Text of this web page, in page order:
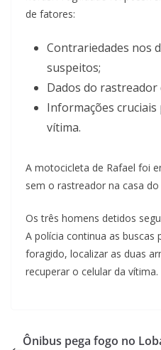
de fatores:
Contrariedades nos
suspeitos;
Dados do rastreador
Informações cruciais
vítima.
A motocicleta de Rafael foi
sem o rastreador na casa
Os três homens detidos
A polícia continua as buscas
foragido, localizar as duas
recuperar o celular da vítima.
Ônibus pega fogo no